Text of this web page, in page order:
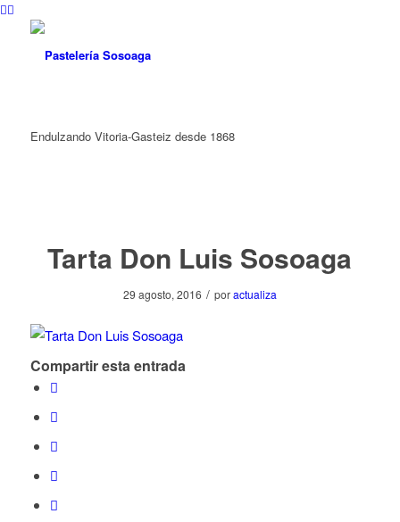
Endulzando Vitoria-Gasteiz desde 1868
Tarta Don Luis Sosoaga
29 agosto, 2016 / poractualiza
Compartir esta entrada